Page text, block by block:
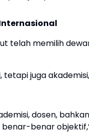
telah memilih
juga
dosen,
benar